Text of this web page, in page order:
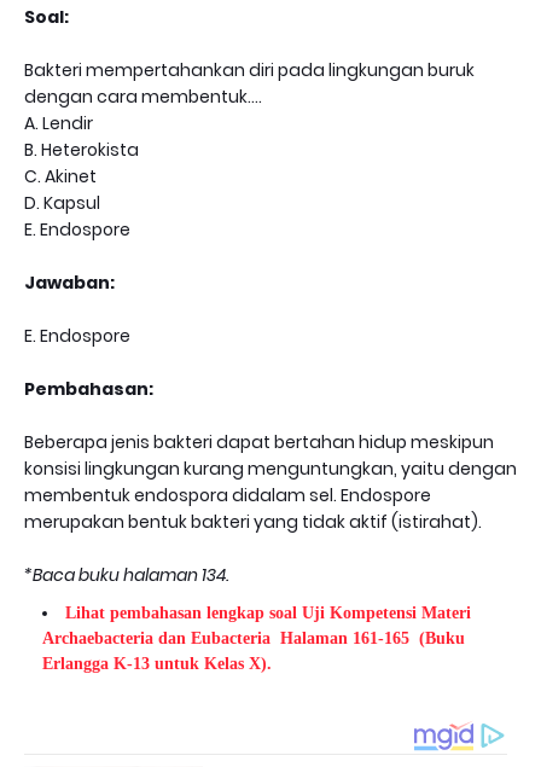
Soal:
Bakteri mempertahankan diri pada lingkungan buruk
dengan cara membentuk....
A. Lendir
B. Heterokista
C. Akinet
D. Kapsul
E. Endospore
Jawaban:
E. Endospore
Pembahasan:
Beberapa jenis bakteri dapat bertahan hidup meskipun
konsisi lingkungan kurang menguntungkan, yaitu dengan
membentuk endospora didalam sel. Endospore
merupakan bentuk bakteri yang tidak aktif (istirahat).
*Baca buku halaman 134.
Lihat pembahasan lengkap soal Uji Kompetensi Materi
Archaebacteria dan Eubacteria Halaman 161-165 (Buku
Erlangga K-13 untuk Kelas X).